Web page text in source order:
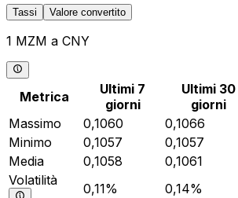
Tassi Valore convertito
1 MZM a CNY
Metrica
Ultimi 7
giorni
Ultimi 30
giorni
Massimo
0,1060 0,1066
Minimo
0,1057 0,1057
Media
0,1058 0,1061
Volatilità
0,11% 0,14%